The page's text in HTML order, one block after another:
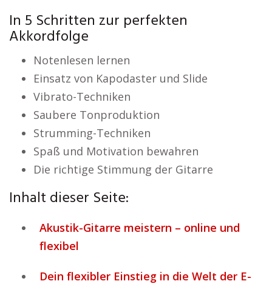
In 5 Schritten zur perfekten
Akkordfolge
Notenlesen lernen
Einsatz von Kapodaster und Slide
Vibrato-Techniken
Saubere Tonproduktion
Strumming-Techniken
Spaß und Motivation bewahren
Die richtige Stimmung der Gitarre
Inhalt dieser Seite:
Akustik-Gitarre meistern – online und
flexibel
Dein flexibler Einstieg in die Welt der E-